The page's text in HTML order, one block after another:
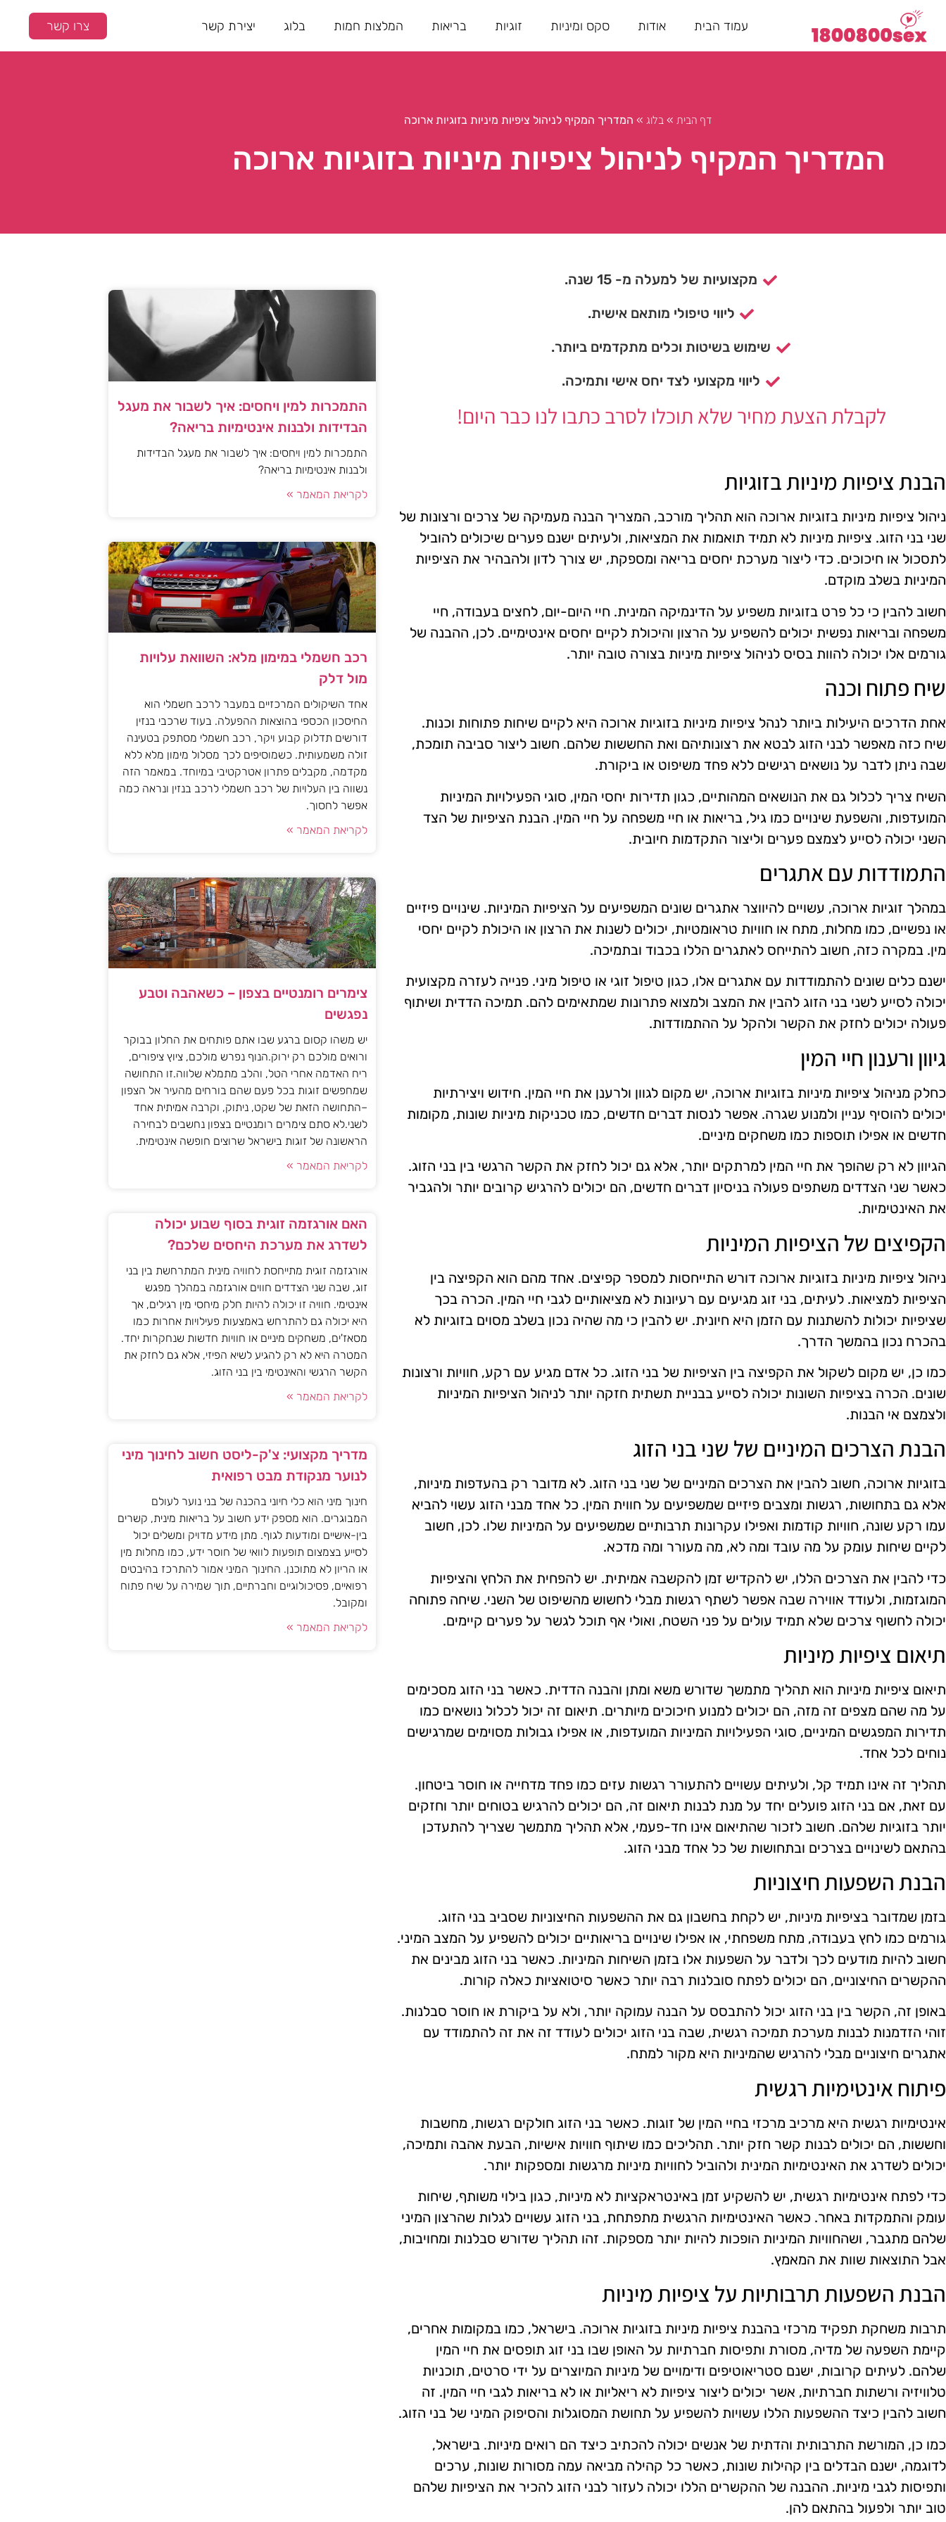
עמוד הבית אודות סקס ומיניות זוגיות בריאות המלצות חמות בלוג יצירת קשר צרו קשר
דף הבית » בלוג » המדריך המקיף לניהול ציפיות מיניות בזוגיות ארוכה
המדריך המקיף לניהול ציפיות מיניות בזוגיות ארוכה
מקצועיות של למעלה מ- 15 שנה.
ליווי טיפולי מותאם אישית.
שימוש בשיטות וכלים מתקדמים ביותר.
ליווי מקצועי לצד יחס אישי ותמיכה.
לקבלת הצעת מחיר שלא תוכלו לסרב כתבו לנו כבר היום!
הבנת ציפיות מיניות בזוגיות
ניהול ציפיות מיניות בזוגיות ארוכה הוא תהליך מורכב, המצריך הבנה מעמיקה של צרכים ורצונות של
שני בני הזוג. ציפיות מיניות לא תמיד תואמות את המציאות, ולעיתים ישנם פערים שיכולים להוביל
לתסכול או חיכוכים. כדי ליצור מערכת יחסים בריאה ומספקת, יש צורך לדון ולהבהיר את הציפיות
המיניות בשלב מוקדם.
חשוב להבין כי כל פרט בזוגיות משפיע על הדינמיקה המינית. חיי היום-יום, לחצים בעבודה, חיי
משפחה ובריאות נפשית יכולים להשפיע על הרצון והיכולת לקיים יחסים אינטימיים. לכן, ההבנה של
גורמים אלו יכולה להוות בסיס לניהול ציפיות מיניות בצורה טובה יותר.
שיח פתוח וכנה
אחת הדרכים היעילות ביותר לנהל ציפיות מיניות בזוגיות ארוכה היא לקיים שיחות פתוחות וכנות.
שיח כזה מאפשר לבני הזוג לבטא את רצונותיהם ואת החששות שלהם. חשוב ליצור סביבה תומכת,
שבה ניתן לדבר על נושאים רגישים ללא פחד משיפוט או ביקורת.
השיח צריך לכלול גם את הנושאים המהותיים, כגון תדירות יחסי המין, סוגי הפעילויות המיניות
המועדפות, והשפעת שינויים כמו גיל, בריאות או חיי משפחה על חיי המין. הבנת הציפיות של הצד
השני יכולה לסייע לצמצם פערים וליצור התקדמות חיובית.
התמודדות עם אתגרים
במהלך זוגיות ארוכה, עשויים להיווצר אתגרים שונים המשפיעים על הציפיות המיניות. שינויים פיזיים
או נפשיים, כמו מחלות, מתח או חוויות טראומטיות, יכולים לשנות את הרצון או היכולת לקיים יחסי
מין. במקרה כזה, חשוב להתייחס לאתגרים הללו בכבוד ובתמיכה.
ישנם כלים שונים להתמודדות עם אתגרים אלו, כגון טיפול זוגי או טיפול מיני. פנייה לעזרה מקצועית
יכולה לסייע לשני בני הזוג להבין את המצב ולמצוא פתרונות שמתאימים להם. תמיכה הדדית ושיתוף
פעולה יכולים לחזק את הקשר ולהקל על ההתמודדות.
גיוון ורענון חיי המין
כחלק מניהול ציפיות מיניות בזוגיות ארוכה, יש מקום לגוון ולרענן את חיי המין. חידוש ויצירתיות
יכולים להוסיף עניין ולמנוע שגרה. אפשר לנסות דברים חדשים, כמו טכניקות מיניות שונות, מקומות
חדשים או אפילו תוספות כמו משחקים מיניים.
הגיוון לא רק שהופך את חיי המין למרתקים יותר, אלא גם יכול לחזק את הקשר הרגשי בין בני הזוג.
כאשר שני הצדדים משתפים פעולה בניסיון דברים חדשים, הם יכולים להרגיש קרובים יותר ולהגביר
את האינטימיות.
הקפיצים של הציפיות המיניות
ניהול ציפיות מיניות בזוגיות ארוכה דורש התייחסות למספר קפיצים. אחד מהם הוא הקפיצה בין
הציפיות למציאות. לעיתים, בני זוג מגיעים עם רעיונות לא מציאותיים לגבי חיי המין. הכרה בכך
שציפיות יכולות להשתנות עם הזמן היא חיונית. יש להבין כי מה שהיה נכון בשלב מסוים בזוגיות לא
בהכרח נכון בהמשך הדרך.
כמו כן, יש מקום לשקול את הקפיצה בין הציפיות של בני הזוג. כל אדם מגיע עם רקע, חוויות ורצונות
שונים. הכרה בציפיות השונות יכולה לסייע בבניית תשתית חזקה יותר לניהול הציפיות המיניות
ולצמצם אי הבנות.
הבנת הצרכים המיניים של שני בני הזוג
בזוגיות ארוכה, חשוב להבין את הצרכים המיניים של שני בני הזוג. לא מדובר רק בהעדפות מיניות,
אלא גם בתחושות, רגשות ומצבים פיזיים שמשפיעים על חווית המין. כל אחד מבני הזוג עשוי להביא
עמו רקע שונה, חוויות קודמות ואפילו עקרונות תרבותיים שמשפיעים על המיניות שלו. לכן, חשוב
לקיים שיחות עומק על מה עובד ומה לא, מה מעורר ומה מדכא.
כדי להבין את הצרכים הללו, יש להקדיש זמן להקשבה אמיתית. יש להפחית את הלחץ והציפיות
המוגזמות, ולעודד אווירה שבה אפשר לשתף רגשות מבלי לחשוש מהשיפוט של השני. שיחה פתוחה
יכולה לחשוף צרכים שלא תמיד עולים על פני השטח, ואולי אף תוכל לגשר על פערים קיימים.
תיאום ציפיות מיניות
תיאום ציפיות מיניות הוא תהליך מתמשך שדורש משא ומתן והבנה הדדית. כאשר בני הזוג מסכימים
על מה שהם מצפים זה מזה, הם יכולים למנוע חיכוכים מיותרים. תיאום זה יכול לכלול נושאים כמו
תדירות המפגשים המיניים, סוגי הפעילויות המיניות המועדפות, או אפילו גבולות מסוימים שמרגישים
נוחים לכל אחד.
תהליך זה אינו תמיד קל, ולעיתים עשויים להתעורר רגשות עזים כמו פחד מדחייה או חוסר ביטחון.
עם זאת, אם בני הזוג פועלים יחד על מנת לבנות תיאום זה, הם יכולים להרגיש בטוחים יותר וחזקים
יותר בזוגיות שלהם. חשוב לזכור שהתיאום אינו חד-פעמי, אלא תהליך מתמשך שצריך להתעדכן
בהתאם לשינויים בצרכים ובתחושות של כל אחד מבני הזוג.
הבנת השפעות חיצוניות
בזמן שמדובר בציפיות מיניות, יש לקחת בחשבון גם את ההשפעות החיצוניות שסביב בני הזוג.
גורמים כמו לחץ בעבודה, מתח משפחתי, או אפילו שינויים בריאותיים יכולים להשפיע על המצב המיני.
חשוב להיות מודעים לכך ולדבר על השפעות אלו בזמן השיחות המיניות. כאשר בני הזוג מבינים את
ההקשרים החיצוניים, הם יכולים לפתח סובלנות רבה יותר כאשר סיטואציות כאלה קורות.
באופן זה, הקשר בין בני הזוג יכול להתבסס על הבנה עמוקה יותר, ולא על ביקורת או חוסר סבלנות.
זוהי הזדמנות לבנות מערכת תמיכה רגשית, שבה בני הזוג יכולים לעודד זה את זה להתמודד עם
אתגרים חיצוניים מבלי להרגיש שהמיניות היא מקור למתח.
פיתוח אינטימיות רגשית
אינטימיות רגשית היא מרכיב מרכזי בחיי המין של זוגות. כאשר בני הזוג חולקים רגשות, מחשבות
וחששות, הם יכולים לבנות קשר חזק יותר. תהליכים כמו שיתוף חוויות אישיות, הבעת אהבה ותמיכה,
יכולים לשדרג את האינטימיות המינית ולהוביל לחוויות מיניות מרגשות ומספקות יותר.
כדי לפתח אינטימיות רגשית, יש להשקיע זמן באינטראקציות לא מיניות, כגון בילוי משותף, שיחות
עומק והתמקדות באחר. כאשר האינטימיות הרגשית מתפתחת, בני הזוג עשויים לגלות שהרצון המיני
שלהם מתגבר, ושהחוויות המיניות הופכות להיות יותר מספקות. זהו תהליך שדורש סבלנות ומחויבות,
אבל התוצאות שוות את המאמץ.
הבנת השפעות תרבותיות על ציפיות מיניות
תרבות משחקת תפקיד מרכזי בהבנת ציפיות מיניות בזוגיות ארוכה. בישראל, כמו במקומות אחרים,
קיימת השפעה של מדיה, מסורת ותפיסות חברתיות על האופן שבו בני זוג תופסים את חיי המין
שלהם. לעיתים קרובות, ישנם סטריאוטיפים ודימויים של מיניות המיוצרים על ידי סרטים, תוכניות
טלוויזיה ורשתות חברתיות, אשר יכולים ליצור ציפיות לא ריאליות או לא בריאות לגבי חיי המין. זה
חשוב להבין כיצד ההשפעות הללו עשויות להשפיע על תחושת המסוגלות והסיפוק המיני של בני הזוג.
כמו כן, המורשת התרבותית והדתית של אנשים יכולה להכתיב כיצד הם רואים מיניות. בישראל,
לדוגמה, ישנם הבדלים בין קהילות שונות, כאשר כל קהילה מביאה עמה מסורות שונות, ערכים
ותפיסות לגבי מיניות. ההבנה של ההקשרים הללו יכולה לעזור לבני הזוג להכיר את הציפיות שלהם
טוב יותר ולפעול בהתאם להן.
התמכרות למין ויחסים: איך לשבור את מעגל
הבדידות ולבנות אינטימיות בריאה?
התמכרות למין ויחסים: איך לשבור את מעגל הבדידות
ולבנות אינטימיות בריאה?
לקריאת המאמר »
רכב חשמלי במימון מלא: השוואת עלויות
מול דלק
אחד השיקולים המרכזיים במעבר לרכב חשמלי הוא
החיסכון הכספי בהוצאות ההפעלה. בעוד שרכבי בנזין
דורשים תדלוק קבוע ויקר, רכב חשמלי מסתפק בטעינה
זולה משמעותית. כשמוסיפים לכך מסלול מימון מלא ללא
מקדמה, מקבלים פתרון אטרקטיבי במיוחד. במאמר הזה
נשווה בין העלויות של רכב חשמלי לרכב בנזין ונראה כמה
אפשר לחסוך.
לקריאת המאמר »
צימרים רומנטיים בצפון – כשאהבה וטבע
נפגשים
יש משהו קסום ברגע שבו אתם פותחים את החלון בבוקר
ורואים מולכם רק ירוק.הנוף נפרש מולכם, ציוץ ציפורים,
ריח האדמה אחרי הטל, והלב מתמלא שלווה.זו התחושה
שמחפשים זוגות בכל פעם שהם בורחים מהעיר אל הצפון
–התחושה הזאת של שקט, ניתוק, וקרבה אמיתית אחד
לשני.לא סתם צימרים רומנטיים בצפון נחשבים לבחירה
הראשונה של זוגות בישראל שרוצים חופשה אינטימית.
לקריאת המאמר »
האם אורגזמה זוגית בסוף שבוע יכולה
לשדרג את מערכת היחסים שלכם?
אורגזמה זוגית מתייחסת לחוויה מינית המתרחשת בין בני
זוג, שבה שני הצדדים חווים אורגזמה במהלך מפגש
אינטימי. חוויה זו יכולה להיות חלק מיחסי מין רגילים, אך
היא יכולה גם להתרחש באמצעות פעילויות אחרות כמו
מסאז'ים, משחקים מיניים או חוויות חדשות שנחקרות יחד.
המטרה היא לא רק להגיע לשיא הפיזי, אלא גם לחזק את
הקשר הרגשי והאינטימי בין בני הזוג.
לקריאת המאמר »
מדריך מקצועי: צ'ק-ליסט חשוב לחינוך מיני
לנוער מנקודת מבט רפואית
חינוך מיני הוא כלי חיוני בהכנה של בני נוער לעולם
המבוגרים. הוא מספק ידע חשוב על בריאות מינית, קשרים
בין-אישיים ומודעות לגוף. מתן מידע מדויק ומשלים יכול
לסייע בצמצום תופעות לוואי של חוסר ידע, כמו מחלות מין
או הריון לא מתוכנן. החינוך המיני אמור להתרכז בהיבטים
רפואיים, פסיכולוגיים וחברתיים, תוך שמירה על שיח פתוח
ומקובל.
לקריאת המאמר »